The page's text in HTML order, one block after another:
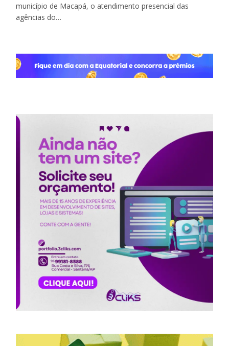
município de Macapá, o atendimento presencial das
agências do…